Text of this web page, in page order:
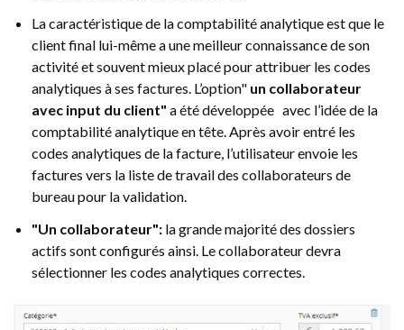
La caractéristique de la comptabilité analytique est que le
client final lui-même a une meilleur connaissance de son
activité et souvent mieux placé pour attribuer les codes
analytiques à ses factures. L’option" un collaborateur
avec input du client" a été développée avec l’idée de la
comptabilité analytique en tête. Après avoir entré les
codes analytiques de la facture, l’utilisateur envoie les
factures vers la liste de travail des collaborateurs de
bureau pour la validation.
"Un collaborateur": la grande majorité des dossiers
actifs sont configurés ainsi. Le collaborateur devra
sélectionner les codes analytiques correctes.